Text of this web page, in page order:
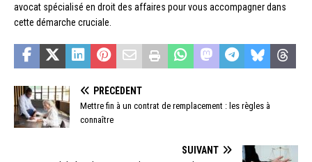
avocat spécialisé en droit des affaires pour vous accompagner dans
cette démarche cruciale.
PRÉCÉDENT
Mettre fin à un contrat de remplacement : les règles à
connaître
SUIVANT